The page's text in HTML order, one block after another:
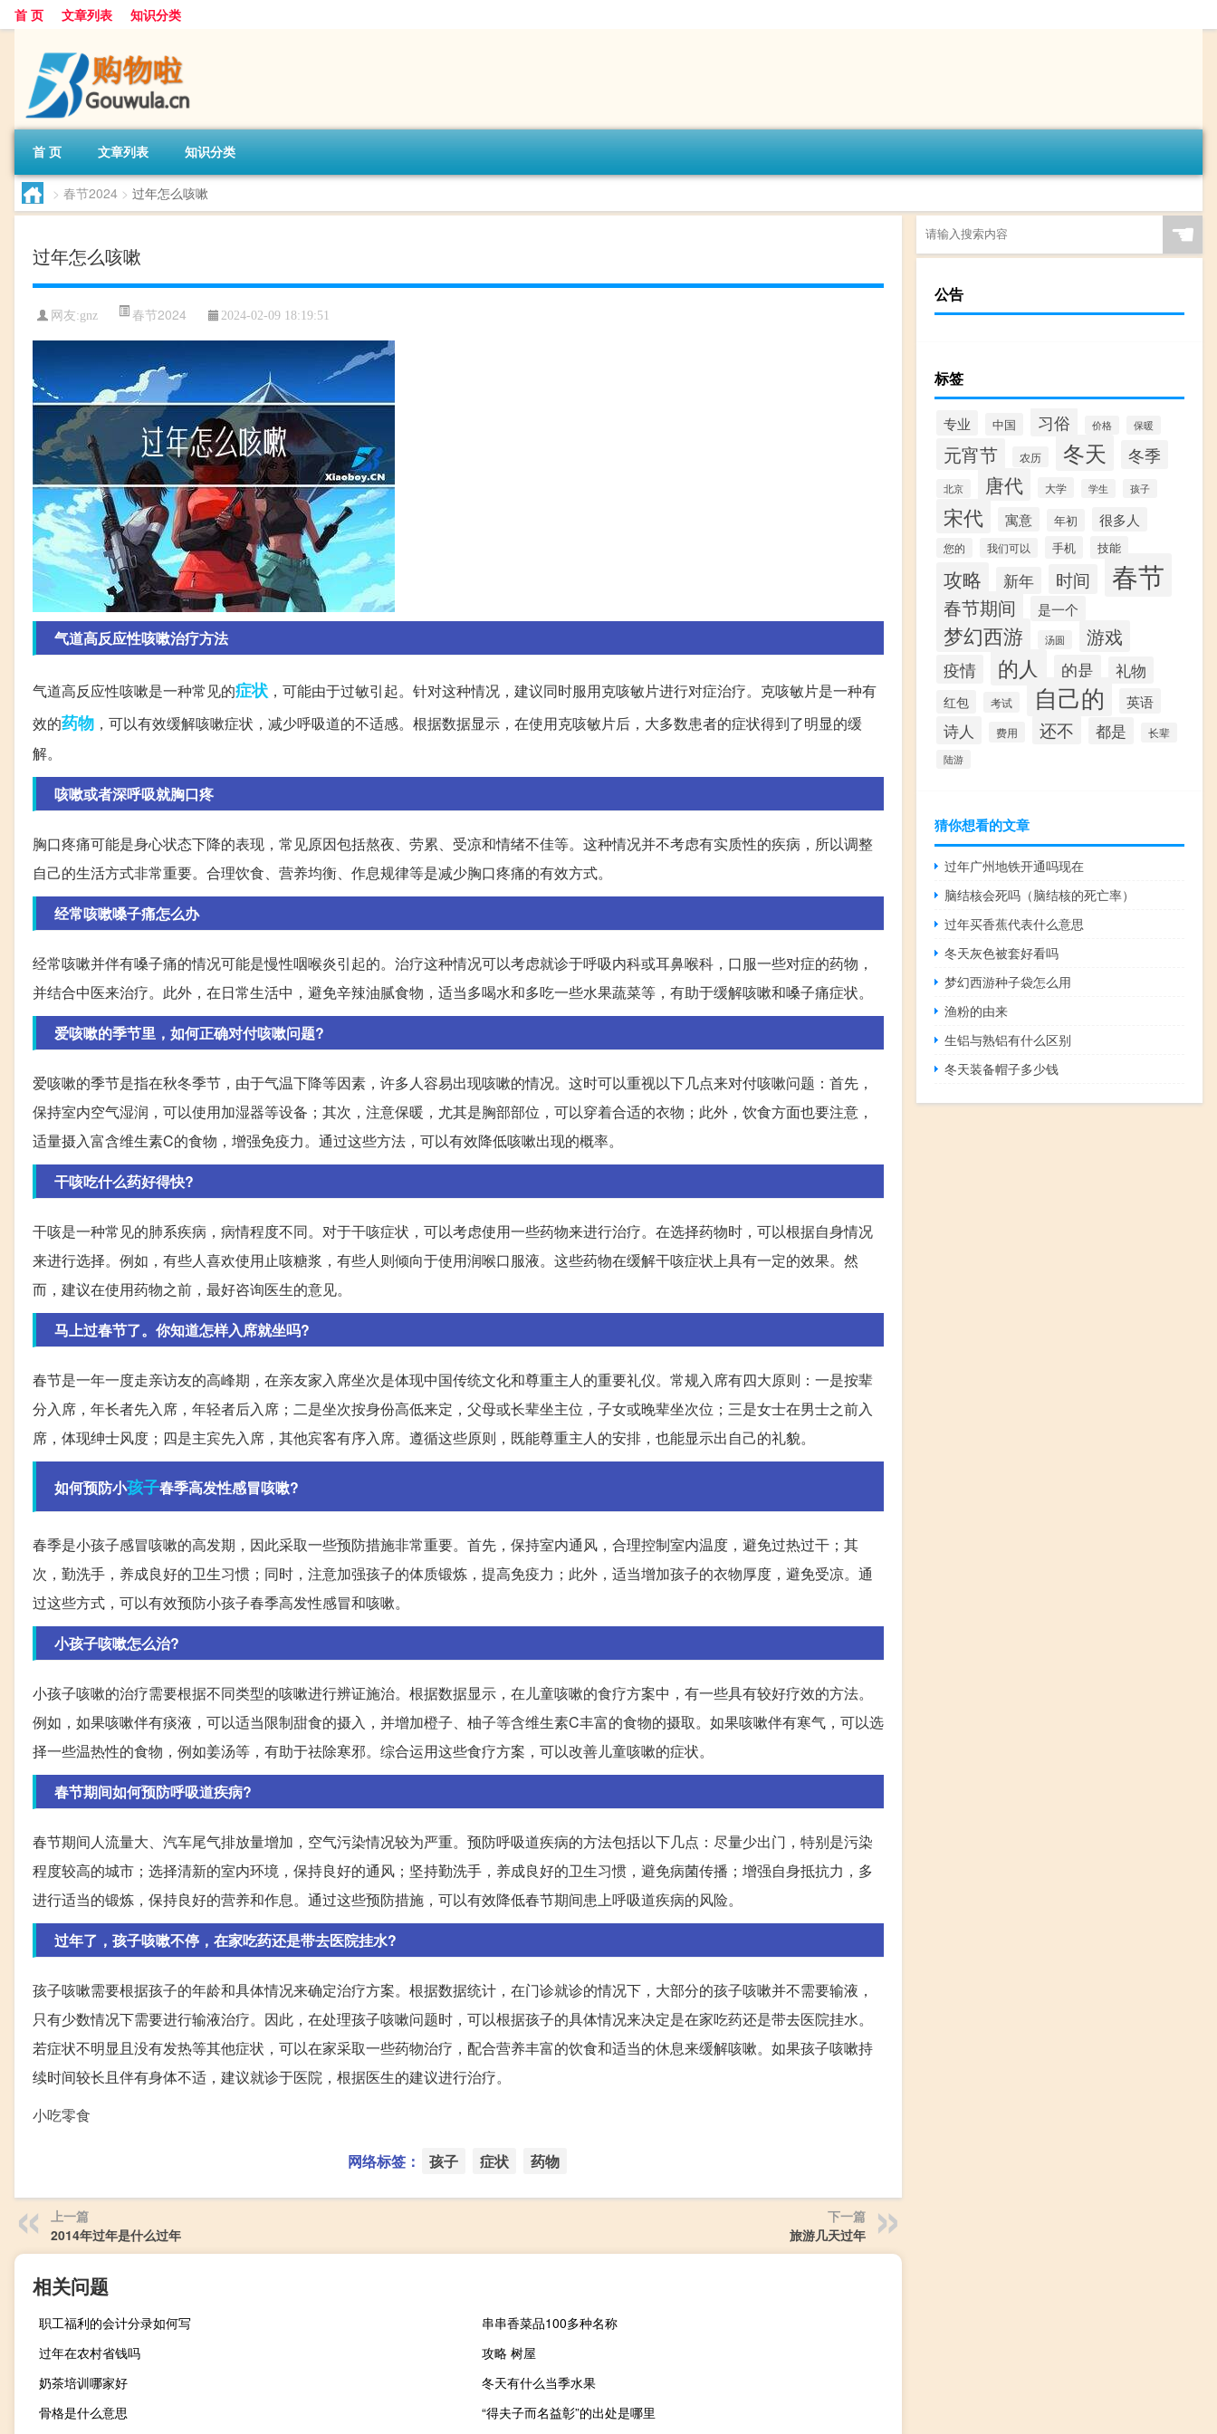
首 页 文章列表 知识分类
首 页 文章列表 知识分类
> 春节2024 > 过年怎么咳嗽
过年怎么咳嗽
网友:gnz 春节2024 2024-02-09 18:19:51
气道高反应性咳嗽治疗方法
气道高反应性咳嗽是一种常见的症状 ，可能由于过敏引起。针对这种情况，建议同时服用克咳敏片进行对症治疗。克咳敏片是一种有
效的药物 ，可以有效缓解咳嗽症状，减少呼吸道的不适感。根据数据显示，在使用克咳敏片后，大多数患者的症状得到了明显的缓
解。
咳嗽或者深呼吸就胸口疼
胸口疼痛可能是身心状态下降的表现，常见原因包括熬夜、劳累、受凉和情绪不佳等。这种情况并不考虑有实质性的疾病，所以调整
自己的生活方式非常重要。合理饮食、营养均衡、作息规律等是减少胸口疼痛的有效方式。
经常咳嗽嗓子痛怎么办
经常咳嗽并伴有嗓子痛的情况可能是慢性咽喉炎引起的。治疗这种情况可以考虑就诊于呼吸内科或耳鼻喉科，口服一些对症的药物，
并结合中医来治疗。此外，在日常生活中，避免辛辣油腻食物，适当多喝水和多吃一些水果蔬菜等，有助于缓解咳嗽和嗓子痛症状。
爱咳嗽的季节里，如何正确对付咳嗽问题?
爱咳嗽的季节是指在秋冬季节，由于气温下降等因素，许多人容易出现咳嗽的情况。这时可以重视以下几点来对付咳嗽问题：首先，
保持室内空气湿润，可以使用加湿器等设备；其次，注意保暖，尤其是胸部部位，可以穿着合适的衣物；此外，饮食方面也要注意，
适量摄入富含维生素C的食物，增强免疫力。通过这些方法，可以有效降低咳嗽出现的概率。
干咳吃什么药好得快?
干咳是一种常见的肺系疾病，病情程度不同。对于干咳症状，可以考虑使用一些药物来进行治疗。在选择药物时，可以根据自身情况
来进行选择。例如，有些人喜欢使用止咳糖浆，有些人则倾向于使用润喉口服液。这些药物在缓解干咳症状上具有一定的效果。然
而，建议在使用药物之前，最好咨询医生的意见。
马上过春节了。你知道怎样入席就坐吗?
春节是一年一度走亲访友的高峰期，在亲友家入席坐次是体现中国传统文化和尊重主人的重要礼仪。常规入席有四大原则：一是按辈
分入席，年长者先入席，年轻者后入席；二是坐次按身份高低来定，父母或长辈坐主位，子女或晚辈坐次位；三是女士在男士之前入
席，体现绅士风度；四是主宾先入席，其他宾客有序入席。遵循这些原则，既能尊重主人的安排，也能显示出自己的礼貌。
如何预防小孩子春季高发性感冒咳嗽?
春季是小孩子感冒咳嗽的高发期，因此采取一些预防措施非常重要。首先，保持室内通风，合理控制室内温度，避免过热过干；其
次，勤洗手，养成良好的卫生习惯；同时，注意加强孩子的体质锻炼，提高免疫力；此外，适当增加孩子的衣物厚度，避免受凉。通
过这些方式，可以有效预防小孩子春季高发性感冒和咳嗽。
小孩子咳嗽怎么治?
小孩子咳嗽的治疗需要根据不同类型的咳嗽进行辨证施治。根据数据显示，在儿童咳嗽的食疗方案中，有一些具有较好疗效的方法。
例如，如果咳嗽伴有痰液，可以适当限制甜食的摄入，并增加橙子、柚子等含维生素C丰富的食物的摄取。如果咳嗽伴有寒气，可以选
择一些温热性的食物，例如姜汤等，有助于祛除寒邪。综合运用这些食疗方案，可以改善儿童咳嗽的症状。
春节期间如何预防呼吸道疾病?
春节期间人流量大、汽车尾气排放量增加，空气污染情况较为严重。预防呼吸道疾病的方法包括以下几点：尽量少出门，特别是污染
程度较高的城市；选择清新的室内环境，保持良好的通风；坚持勤洗手，养成良好的卫生习惯，避免病菌传播；增强自身抵抗力，多
进行适当的锻炼，保持良好的营养和作息。通过这些预防措施，可以有效降低春节期间患上呼吸道疾病的风险。
过年了，孩子咳嗽不停，在家吃药还是带去医院挂水?
孩子咳嗽需要根据孩子的年龄和具体情况来确定治疗方案。根据数据统计，在门诊就诊的情况下，大部分的孩子咳嗽并不需要输液，
只有少数情况下需要进行输液治疗。因此，在处理孩子咳嗽问题时，可以根据孩子的具体情况来决定是在家吃药还是带去医院挂水。
若症状不明显且没有发热等其他症状，可以在家采取一些药物治疗，配合营养丰富的饮食和适当的休息来缓解咳嗽。如果孩子咳嗽持
续时间较长且伴有身体不适，建议就诊于医院，根据医生的建议进行治疗。
小吃零食
网络标签： 孩子 症状 药物
上一篇
2014年过年是什么过年
下一篇
旅游几天过年
相关问题
职工福利的会计分录如何写
串串香菜品100多种名称
过年在农村省钱吗
攻略 树屋
奶茶培训哪家好
冬天有什么当季水果
骨格是什么意思
“得夫子而名益彰”的出处是哪里
☚
公告
标签
专业 中国 习俗 价格 保暖
元宵节 农历 冬天 冬季
北京 唐代 大学 学生 孩子
宋代 寓意 年初 很多人
您的 我们可以 手机 技能
攻略 新年 时间 春节
春节期间 是一个
梦幻西游 汤圆 游戏
疫情 的人 的是 礼物
红包 考试 自己的 英语
诗人 费用 还不 都是 长辈
陆游
猜你想看的文章
过年广州地铁开通吗现在
脑结核会死吗（脑结核的死亡率）
过年买香蕉代表什么意思
冬天灰色被套好看吗
梦幻西游种子袋怎么用
渔粉的由来
生铝与熟铝有什么区别
冬天装备帽子多少钱